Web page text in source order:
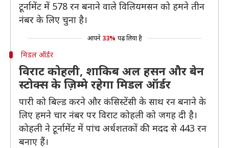
टूर्नामेंट में 578 रन बनाने वाले विलियमसन को हमने तीन
नंबर के लिए चुना है।
आपने 33% पढ़ लिया है
मिडल ऑर्डर
विराट कोहली, शाकिब अल हसन और बेन
स्टोक्स के ज़िम्मे रहेगा मिडल ऑर्डर
पारी को बिल्ड करने और कंसिस्टेंसी के साथ रन बनाने के
लिए हमने चार नंबर पर विराट कोहली को जगह दी है।
कोहली ने टूर्नामेंट में पांच अर्धशतकों की मदद से 443 रन
बनाए हैं।